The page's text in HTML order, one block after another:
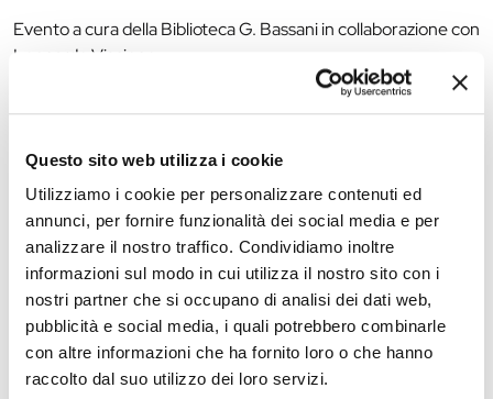
Questo sito web utilizza i cookie
Utilizziamo i cookie per personalizzare contenuti ed
annunci, per fornire funzionalità dei social media e per
analizzare il nostro traffico. Condividiamo inoltre
informazioni sul modo in cui utilizza il nostro sito con i
nostri partner che si occupano di analisi dei dati web,
pubblicità e social media, i quali potrebbero combinarle
con altre informazioni che ha fornito loro o che hanno
raccolto dal suo utilizzo dei loro servizi.
Evento a cura della Biblioteca G. Bassani in collaborazione con
Leonardo Viscione
0532418280o scrivendo a
The editorial team is not responsible for any inaccuracies or
changes in the program of events reported. In case of
cancellation, variation, modification of the information of an
event you can write toinfotur@comune.fe.it.